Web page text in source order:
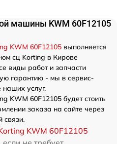
машины KWM 60F12105
KWM 60F12105 выполняется
сц Korting в Кирове
виды работ и запчасти
гарантию - мы в сервис-
наших услуг.
KWM 60F12105 будет стоить
заказа на сайте через
связи.
KWM 60F12105